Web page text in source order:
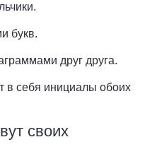
букв.
друг друга.
в себя инициалы обоих
своих